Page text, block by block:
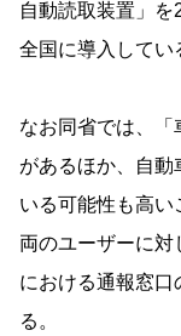
自動読取装置」
全国に導入してい
なお同省では、「
があるほか、自動
いる可能性も高
両のユーザーに
における通報窓口
る。